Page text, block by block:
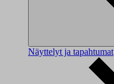
Näyttelyt ja tapahtumat